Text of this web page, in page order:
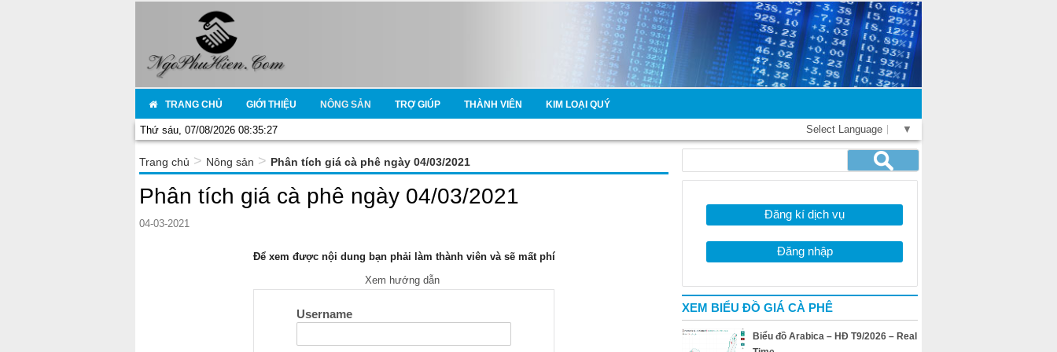
TRANG CHỦ GIỚI THIỆU NÔNG SẢN TRỢ GIÚP THÀNH VIÊN KIM LOẠI QUÝ
Thứ sáu, 07/08/2026 08:35:27 Select Language ▼
Trang chủ > Nông sản > Phân tích giá cà phê ngày 04/03/2021
Phân tích giá cà phê ngày 04/03/2021
04-03-2021
Để xem được nội dung bạn phải làm thành viên và sẽ mất phí
Xem hướng dẫn
Username
Đăng kí dịch vụ
Đăng nhập
XEM BIỂU ĐỒ GIÁ CÀ PHÊ
Biểu đồ Arabica – HĐ T9/2026 – Real